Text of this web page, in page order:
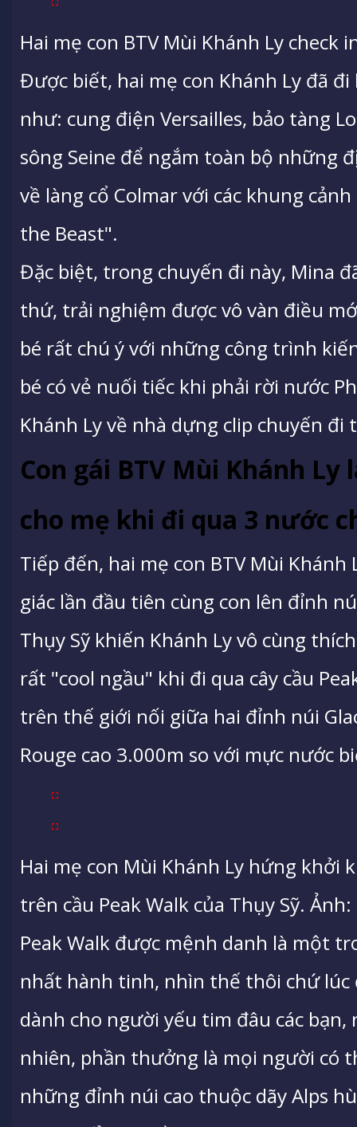
Hai mẹ con BTV Mùi Khánh Ly check
Được biết, hai mẹ con Khánh Ly đã
như: cung điện Versailles, bảo tàng
sông Seine để ngắm toàn bộ những
về làng cổ Colmar với các khung
the Beast".
Đặc biệt, trong chuyến đi này, Mina
thứ, trải nghiệm được vô vàn điều
bé rất chú ý với những công trình
bé có vẻ nuối tiếc khi phải rời nước
Khánh Ly về nhà dựng clip chuyến
Con gái BTV Mùi Khánh
cho mẹ khi đi qua 3 nước
Tiếp đến, hai mẹ con BTV Mùi Khánh
giác lần đầu tiên cùng con lên đỉnh
Thụy Sỹ khiến Khánh Ly vô cùng
rất "cool ngầu" khi đi qua cây cầu
trên thế giới nối giữa hai đỉnh núi
Rouge cao 3.000m so với mực nước
Hai mẹ con Mùi Khánh Ly hứng khởi
trên cầu Peak Walk của Thụy Sỹ. Ảnh:
Peak Walk được mệnh danh là một
nhất hành tinh, nhìn thế thôi chứ lúc
dành cho người yếu tim đâu các
nhiên, phần thưởng là mọi người có
những đỉnh núi cao thuộc dãy Alps